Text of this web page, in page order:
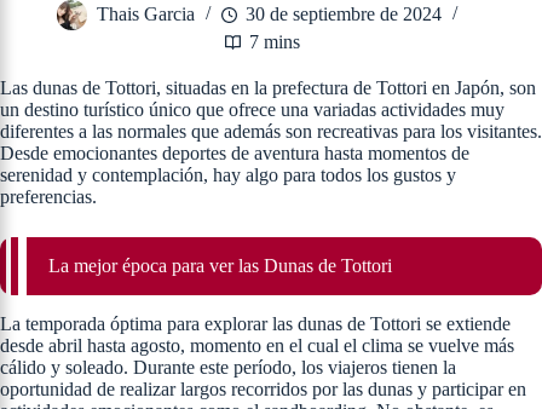
Thais Garcia
30 de septiembre de 2024
7 mins
Las dunas de Tottori, situadas en la prefectura de Tottori en Japón, son
un destino turístico único que ofrece una variadas actividades muy
diferentes a las normales que además son recreativas para los visitantes.
Desde emocionantes deportes de aventura hasta momentos de
serenidad y contemplación, hay algo para todos los gustos y
preferencias.
La mejor época para ver las Dunas de Tottori
La temporada óptima para explorar las dunas de Tottori se extiende
desde abril hasta agosto, momento en el cual el clima se vuelve más
cálido y soleado. Durante este período, los viajeros tienen la
oportunidad de realizar largos recorridos por las dunas y participar en